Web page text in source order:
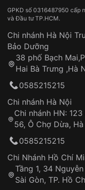
Vòng đệm:
trọng giữa các
môi trường bên
Núm vặn vặn
bảo rằng lỗ mở
nước.
Thiết kế vỏ:
chịu được áp
nước.
Khám phá các ứng
Khả năng
mưa, nước
GPKD số 0316487950 cấp
và Đầu tư TP.HCM.
Chi nhánh Hà Nội
Bảo Dưỡng
38 phố Bạch
Hai Bà Trưng ,Hà
0585215215
Chi nhánh Hà Nội
Chi nhánh HN:
56, Ô Chợ Dừa,
0585215215
Chi Nhánh Hồ Chí
Tầng 1, 34
Sài Gòn, TP. Hồ